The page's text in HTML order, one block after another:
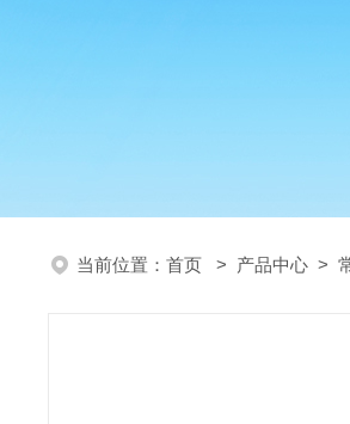
当前位置： 首页 > 产品中心 >